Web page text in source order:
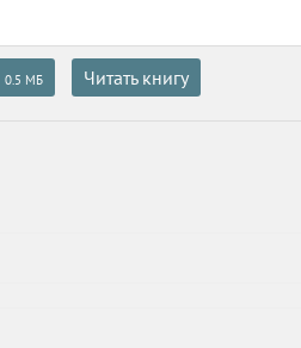
0.5 МБ Читать книгу